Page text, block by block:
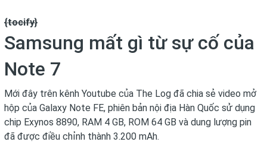
{tocify}
Samsung mất gì từ sự cố của
Note 7
Mới đây trên kênh Youtube của The Log đã chia sẻ video mở
hộp của Galaxy Note FE, phiên bản nội địa Hàn Quốc sử dụng
chip Exynos 8890, RAM 4 GB, ROM 64 GB và dung lượng pin
đã được điều chỉnh thành 3.200 mAh.